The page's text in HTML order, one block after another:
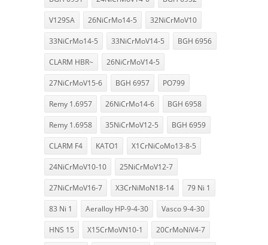
V129SA 26NiCrMo14-5 32NiCrMoV10
33NiCrMo14-5 33NiCrMoV14-5 BGH 6956
CLARM HBR~ 26NiCrMoV14-5
27NiCrMoV15-6 BGH 6957 PO799
Remy 1.6957 26NiCrMo14-6 BGH 6958
Remy 1.6958 35NiCrMoV12-5 BGH 6959
CLARM F4 KATO1 X1CrNiCoMo13-8-5
24NiCrMoV10-10 25NiCrMoV12-7
27NiCrMoV16-7 X3CrNiMoN18-14 79 Ni 1
83 Ni 1 Aeralloy HP-9-4-30 Vasco 9-4-30
HNS 15 X15CrMoVN10-1 20CrMoNiV4-7